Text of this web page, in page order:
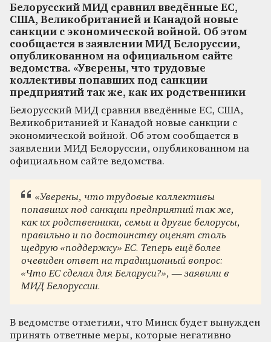
Белорусский МИД сравнил введённые ЕС,
США, Великобританией и Канадой новые
санкции с экономической войной. Об этом
сообщается в заявлении МИД Белоруссии,
опубликованном на официальном сайте
ведомства. «Уверены, что трудовые
коллективы попавших под санкции
предприятий так же, как их родственники
Белорусский МИД сравнил введённые ЕС, США,
Великобританией и Канадой новые санкции с
экономической войной. Об этом сообщается в
заявлении МИД Белоруссии, опубликованном на
официальном сайте ведомства.
«Уверены, что трудовые коллективы
попавших под санкции предприятий так же,
как их родственники, семьи и другие белорусы,
правильно и по достоинству оценят столь
щедрую «поддержку» ЕС. Теперь ещё более
очевиден ответ на традиционный вопрос:
«Что ЕС сделал для Беларуси?», — заявили в
МИД Белоруссии.
В ведомстве отметили, что Минск будет вынужден
принять ответные меры, которые негативно